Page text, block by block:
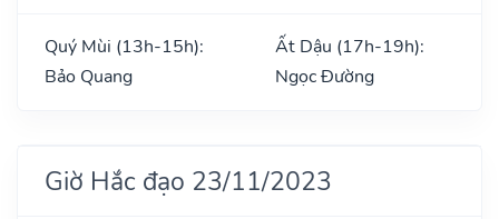
Quý Mùi (13h-15h):
Bảo Quang
Ất Dậu (17h-19h):
Ngọc Đường
Giờ Hắc đạo 23/11/2023